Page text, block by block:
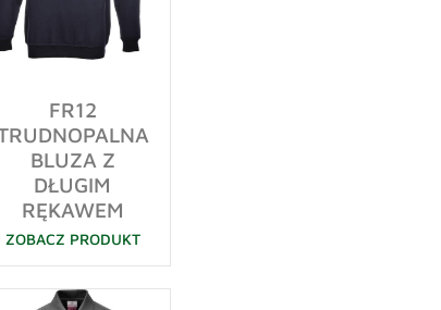
FR12
BLUZA Z
DŁUGIM
RĘKAWEM
ZOBACZ PRODUKT